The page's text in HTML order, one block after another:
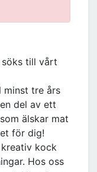
söks till vårt
minst tre års
del av ett
älskar mat
för dig!
kock
Hos oss